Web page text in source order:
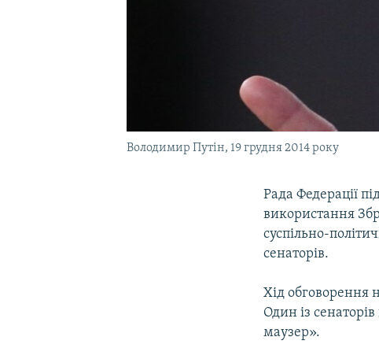
Володимир Путін, 19 грудня 2014 року
Рада Федерації
використання
суспільно-
сенаторів.
Хід обговорення
Один із
маузер».